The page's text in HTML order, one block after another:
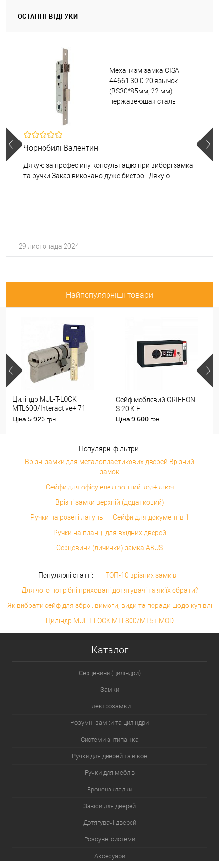
ОСТАННІ ВІДГУКИ
Механизм замка CISA
44661.30.0.20 язычок
(BS30*85мм, 22 мм)
нержавеющая сталь
Чорнобилі Валентин
Дякую за професійну консультацію при виборі замка
та ручки.Заказ виконано дуже бистрої. Дякую
29 листопада 2024
Найпопулярніші товари
Циліндр MUL-T-LOCK
MTL600/Interactive+ 71
(31*40) нікель сатин
Ціна 5 923 грн.
Сейф меблевий GRIFFON
S.20.K.E
Ціна 9 600 грн.
Популярні фільтри:
Врізні замки для металопластикових дверей Врізний
замок
Сейфи для офісу електронний код+ключ
Врізні замки верхній (додатковий)
Ручки на розеті латунь
Сейфи для документів 1
Ручки на планці для вхідних дверей
Серцевини (личинки) замка ABUS
Популярні статті:
ТОП-10 врізних замків
Для чого потрібні приховані дотягувачі та як їх обрати?
Як вибрати сейф для зброї: вимоги, види та поради щодо купівлі
Циліндр MUL-T-LOCK MTL800/MT5+ MOD
Каталог
Серцевини (циліндри)
Замки
Електрозамки
Розумні замки та циліндри
Системи антипаніка
Ручки для дверей та вікон
Ручки для меблів
Броненакладки
Завіси для дверей
Дотягувачі дверей
Розсувні системи
Аксесуари